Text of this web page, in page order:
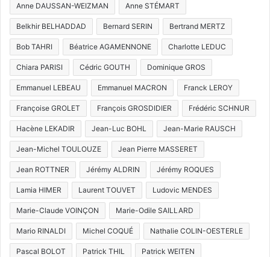
Anne DAUSSAN-WEIZMAN Anne STÉMART
Belkhir BELHADDAD Bernard SERIN Bertrand MERTZ
Bob TAHRI Béatrice AGAMENNONE Charlotte LEDUC
Chiara PARISI Cédric GOUTH Dominique GROS
Emmanuel LEBEAU Emmanuel MACRON Franck LEROY
Françoise GROLET François GROSDIDIER Frédéric SCHNUR
Hacène LEKADIR Jean-Luc BOHL Jean-Marie RAUSCH
Jean-Michel TOULOUZE Jean Pierre MASSERET
Jean ROTTNER Jérémy ALDRIN Jérémy ROQUES
Lamia HIMER Laurent TOUVET Ludovic MENDES
Marie-Claude VOINÇON Marie-Odile SAILLARD
Mario RINALDI Michel COQUÉ Nathalie COLIN-OESTERLE
Pascal BOLOT Patrick THIL Patrick WEITEN